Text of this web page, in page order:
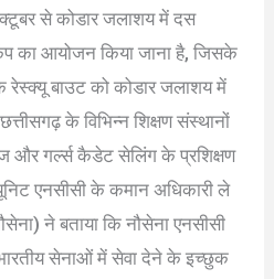
से कोडार जलाशय में दस
का आयोजन किया जाना है, जिसके
बाउट को कोडार जलाशय में
के विभिन्न शिक्षण संस्थानों
और गर्ल्स कैडेट सेलिंग के प्रशिक्षण
एनसीसी के कमान अधिकारी ले
ने बताया कि नौसेना एनसीसी
सेनाओं में सेवा देने के इच्छुक